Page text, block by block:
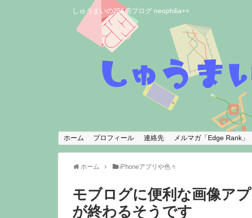
しゅうまいの256倍ブログ neophilia++
ホーム プロフィール 連絡先 メルマガ「Edge Rank」
ホーム iPhoneアプリや色々
モブログに便利な画像ア
が終わるそうです